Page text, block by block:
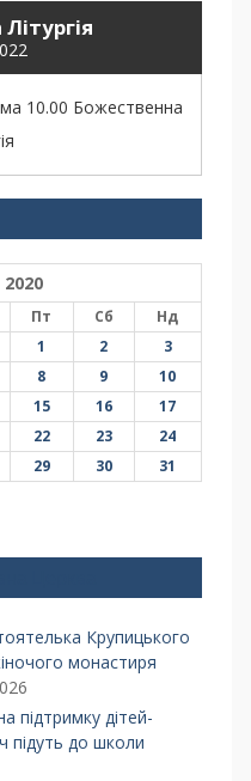
10.00 Божественна
Пт Сб
Нд
1
2
3
8 9
10
15 16
17
22 23
24
29 30 31
Крупицького
монастиря
підтримку дітей-
підуть до школи